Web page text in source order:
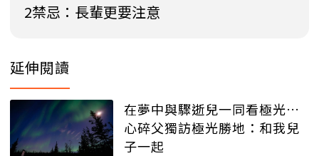
2禁忌：長輩更要注意
延伸閱讀
在夢中與驟逝兒一同看極光…
心碎父獨訪極光勝地：和我兒
子一起